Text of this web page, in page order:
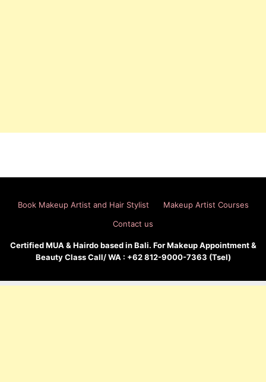
Book Makeup Artist and Hair Stylist
Makeup Artist Courses
Contact us
Certified MUA & Hairdo based in Bali. For Makeup Appointment &
Beauty Class Call/ WA : +62 812-9000-7363 (Tsel)